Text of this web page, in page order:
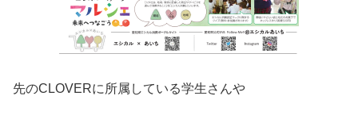
先のCLOVERに所属している学生さんや